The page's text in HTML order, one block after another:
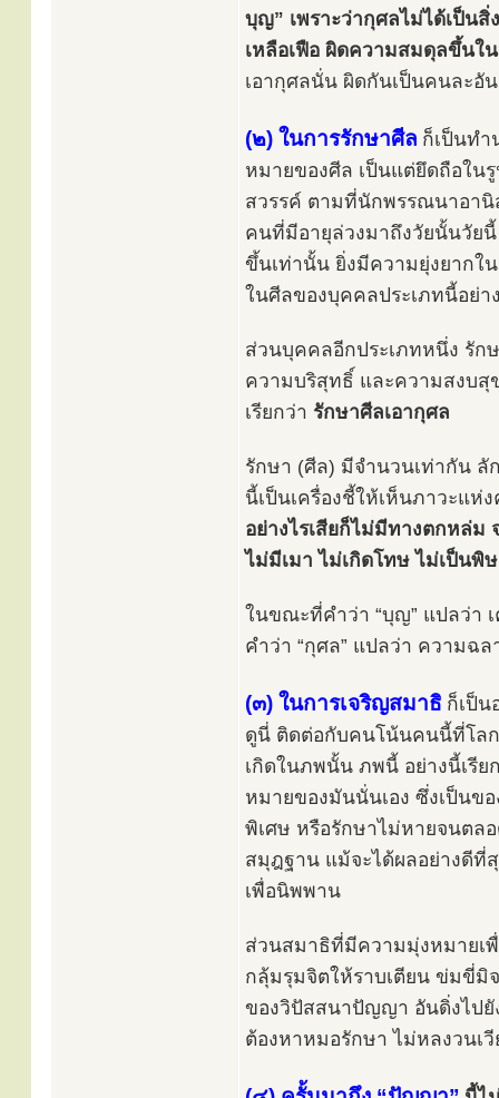
บุญ” เพราะว่ากุศลไม่ได้เป็น
เหลือเฟือ ผิดความสมดุลขึ้นใ
เอากุศลนั่น ผิดกันเป็นคนละอัน
(๒) ในการรักษาศีล ก็เป็นทำ
หมายของศีล เป็นแต่ยึดถือใน
สวรรค์ ตามที่นักพรรณนาอานิ
คนที่มีอายุล่วงมาถึงวัยนั้นวัยนี้
ขึ้นเท่านั้น ยิ่งมีความยุ่งยากใ
ในศีลของบุคคลประเภทนี้อย่า
ส่วนบุคคลอีกประเภทหนึ่ง รักษ
ความบริสุทธิ์ และความสงบสุ
เรียกว่า รักษาศีลเอากุศล
รักษา (ศีล) มีจำนวนเท่ากัน ลั
นี้เป็นเครื่องชี้ให้เห็นภาวะแ
อย่างไรเสียก็ไม่มีทางตกหล่ม
ไม่มีเมา ไม่เกิดโทษ ไม่เป็นพิษ
ในขณะที่คำว่า “บุญ” แปลว่า
คำว่า “กุศล” แปลว่า ความฉ
(๓) ในการเจริญสมาธิ ก็เป็น
ดูนี่ ติดต่อกับคนโน้นคนนี้ที่โลก
เกิดในภพนั้น ภพนี้ อย่างนี้เรี
หมายของมันนั่นเอง ซึ่งเป็นข
พิเศษ หรือรักษาไม่หายจนตล
สมุฎฐาน แม้จะได้ผลอย่างดีที่
เพื่อนิพพาน
ส่วนสมาธิที่มีความมุ่งหมายเพื่
กลุ้มรุมจิตให้ราบเตียน ข่มขี่มิ
ของวิปัสสนาปัญญา อันดิ่งไป
ต้องหาหมอรักษา ไม่หลงวนเ